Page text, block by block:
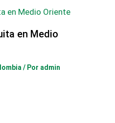
en Medio
/ Por admin